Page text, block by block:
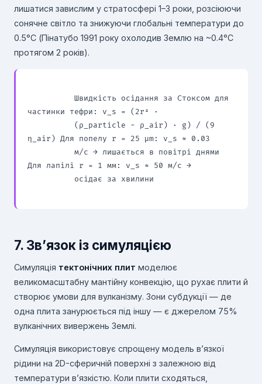
лишатися завислим у стратосфері 1–3 роки, розсіюючи
сонячне світло та знижуючи глобальні температури до
0.5°C (Пінатубо 1991 року охолодив Землю на ~0.4°C
протягом 2 років).
частинки тефри: v_s = (2r² ·
η_air) Для попелу r = 25 μm: v_s ≈ 0.03
Для лапілі r = 1 мм: v_s ≈ 50 м/с →
7. Зв’язок із симуляцією
Симуляція тектонічних плит моделює
великомасштабну мантійну конвекцію, що рухає плити й
створює умови для вулканізму. Зони субдукції — де
одна плита занурюється під іншу — є джерелом 75%
вулканічних вивержень Землі.
Симуляція використовує спрощену модель в’язкої
рідини на 2D-сферичній поверхні з залежною від
температури в’язкістю. Коли плити сходяться,